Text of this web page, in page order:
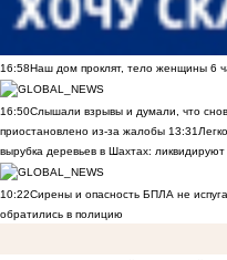
16:58Наш дом проклят, тело женщины 6
16:50Слышали взрывы и думали, что
приостановлено из-за жалобы 13:31
вырубка деревьев в Шахтах:
10:22Сирены и опасность БПЛА не
обратились в полицию